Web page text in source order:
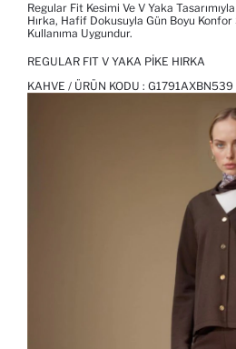
Regular Fit Kesimi Ve V Yaka
Hırka, Hafif Dokusuyla Gün Boyu
Kullanıma Uygundur.
REGULAR FIT V YAKA PIKE HIRKA
KAHVE / ÜRÜN KODU : G1791AXBN539